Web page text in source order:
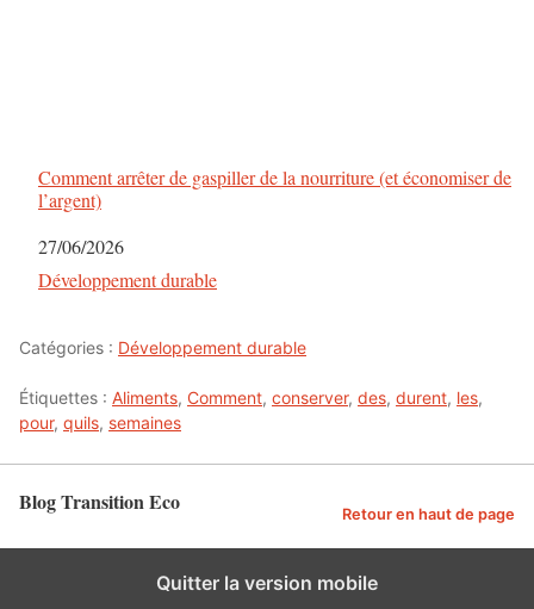
Comment arrêter de gaspiller de la nourriture (et économiser de
l’argent)
Date
27/06/2026
Par rapport à
Développement durable
Catégories : Développement durable
Étiquettes : Aliments, Comment, conserver, des, durent, les,
pour, quils, semaines
Blog Transition Eco Retour en haut de page
Quitter la version mobile